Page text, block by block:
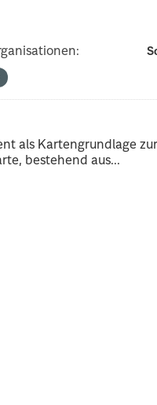
als Kartengrundlage
bestehend aus...